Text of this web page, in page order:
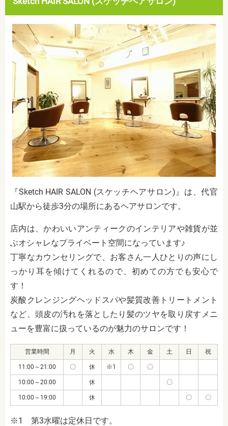
『Sketch HAIR SALON (スケッチヘアサロン)』は、代官
山駅から徒歩3分の場所にあるヘアサロンです。
店内は、かわいいアンティークのインテリアや雑貨が並
ぶオシャレなプライベート空間になっています♪
丁寧なカウンセリングで、お客さん一人ひとりの声にし
っかり耳を傾けてくれるので、初めての方でも安心で
す！
炭酸クレンジングヘッドスパや髪質改善トリートメント
など、頭皮の汚れを落としたり髪のツヤを取り戻すメニ
ューを豊富に扱っているのが魅力のサロンです！
営業時間 月 火 水 木 金 土 日 祝
11:00～21:00 〇 休 ※1 〇 〇
10:00～20:00 休 〇
10:00～19:00 休 〇 〇
※1 第3水曜は定休日です。